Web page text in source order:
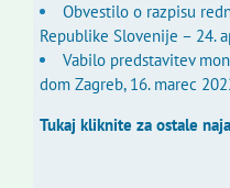
Obvestilo o razpisu
Republike Slovenije – 24.
Vabilo predstavitev
dom Zagreb, 16. marec
Tukaj kliknite za ostale